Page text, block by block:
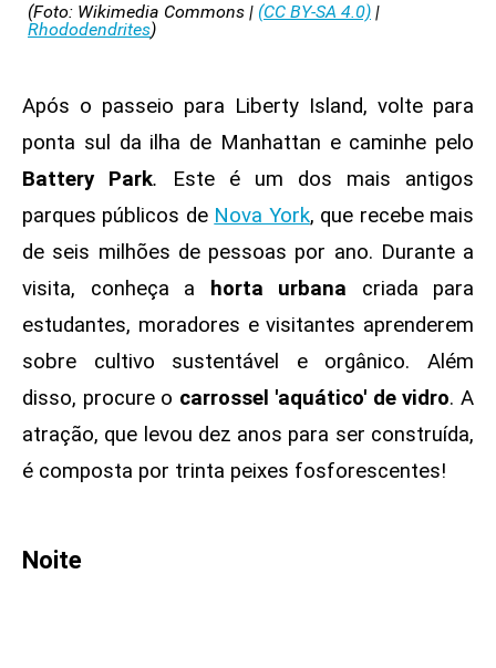
(Foto: Wikimedia Commons | (CC BY-SA 4.0) |
Rhododendrites)
Após o passeio para Liberty Island, volte para
ponta sul da ilha de Manhattan e caminhe pelo
Battery Park. Este é um dos mais antigos
parques públicos de Nova York, que recebe mais
de seis milhões de pessoas por ano. Durante a
visita, conheça a
horta urbana criada para
estudantes, moradores e visitantes aprenderem
sobre cultivo sustentável e orgânico. Além
disso, procure o carrossel 'aquático' de vidro. A
atração, que levou dez anos para ser construída,
é composta por trinta peixes fosforescentes!
Noite